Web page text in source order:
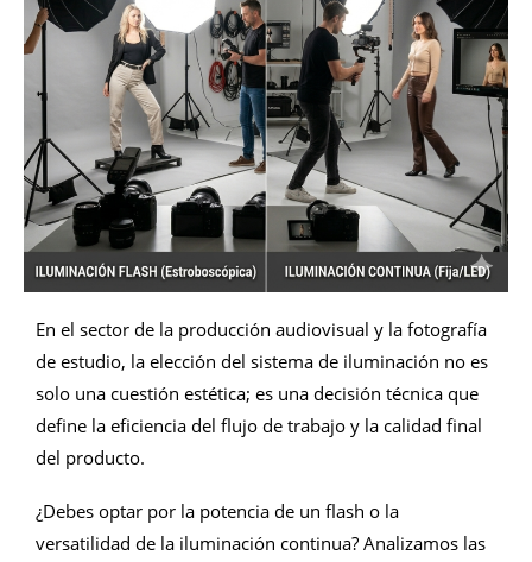
En el sector de la producción audiovisual y la fotografía
de estudio, la elección del sistema de iluminación no es
solo una cuestión estética; es una decisión técnica que
define la eficiencia del flujo de trabajo y la calidad final
del producto.
¿Debes optar por la potencia de un flash o la
versatilidad de la iluminación continua? Analizamos las